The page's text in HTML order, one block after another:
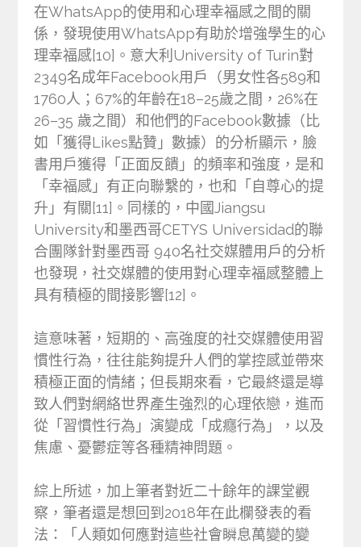
在WhatsApp的使用和心理幸福感之間的關
係，發現使用WhatsApp有助於增強學生的心
理幸福感[10]。意大利University of Turin對
2349名成年Facebook用戶（男女性各589和
1760人；67%的年齡在18–25歲之間，26%在
26–35 歲之間）和他們的Facebook數據（比
如「獲得Likes點贊」數據）的分析顯示，臉
書用戶獲得「正面反饋」的頻率和強度，是和
「幸福感」有正向聯繫的，也和「自尊心的提
升」有關[11]。同樣的，中國Jiangsu
University和墨西哥CETYS Universidad的聯
合團隊針對墨西哥 940名社交媒體用戶的分析
也發現，社交媒體的使用對心理幸福感整體上
具有積極的間接影響[12]。
這意味著，短期的、高強度的社交媒體使用習
慣性行為，往往能夠提升人們的掌控感並帶來
積極正面的情緒；但長期來看，它最終還是導
致人們對網絡世界產生強烈的心理依戀，進而
從「習慣性行為」演變成「成癮行為」，以及
焦慮、憂鬱症等各種精神問題。
綜上所述，加上筆者對近二十餘年的課堂觀
察，筆者還是想回到2018年在此欄發表的看
法：「人類如何應對這些社會瞬息萬變的變